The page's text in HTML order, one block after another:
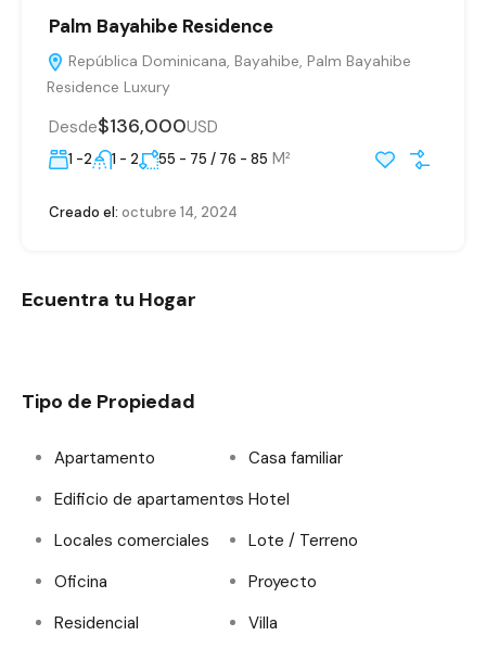
Palm Bayahibe Residence
República Dominicana, Bayahibe, Palm Bayahibe
Residence Luxury
Desde$136,000USD
1 -2 1 - 2 55 - 75 / 76 - 85 M²
Creado el: octubre 14, 2024
Ecuentra tu Hogar
Tipo de Propiedad
Apartamento
Casa familiar
Edificio de apartamentos Hotel
Locales comerciales
Lote / Terreno
Oficina
Proyecto
Residencial
Villa